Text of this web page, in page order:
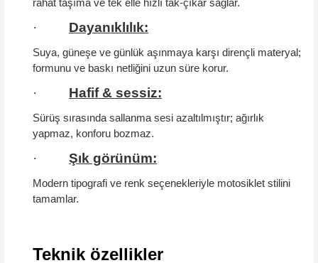
rahat taşıma ve tek elle hızlı tak-çıkar sağlar.
· Dayanıklılık:
Suya, güneşe ve günlük aşınmaya karşı dirençli materyal;
formunu ve baskı netliğini uzun süre korur.
· Hafif & sessiz:
Sürüş sırasında sallanma sesi azaltılmıştır; ağırlık
yapmaz, konforu bozmaz.
· Şık görünüm:
Modern tipografi ve renk seçenekleriyle motosiklet stilini
tamamlar.
Teknik özellikler